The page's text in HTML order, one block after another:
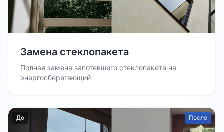
Замена стеклопакета
Полная замена запотевшего стеклопакета на
энергосберегающий
До После